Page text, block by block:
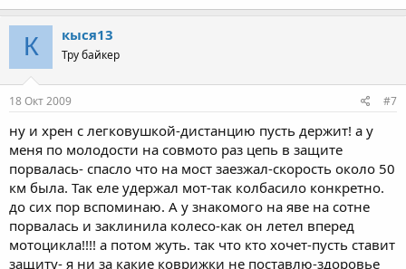
К кыся13
Тру байкер
18 Окт 2009 #7
ну и хрен с легковушкой-дистанцию пусть держит! а у
меня по молодости на совмото раз цепь в защите
порвалась- спасло что на мост заезжал-скорость около 50
км была. Так еле удержал мот-так колбасило конкретно.
до сих пор вспоминаю. А у знакомого на яве на сотне
порвалась и заклинила колесо-как он летел вперед
мотоцикла!!!! а потом жуть. так что кто хочет-пусть ставит
защиту- я ни за какие коврижки не поставлю-здоровье